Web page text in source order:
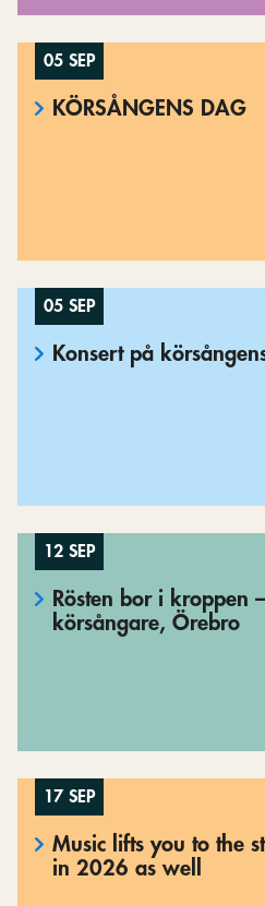
05 SEP
KÖRSÅNGENS DAG
05 SEP
Konsert på
12 SEP
Rösten bor i kroppen
körsångare, Örebro
17 SEP
Music lifts you to the
in 2026 as well